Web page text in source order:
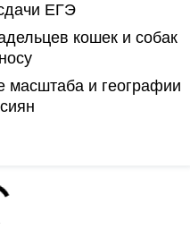
ЕГЭ
кошек и собак
масштаба и географии